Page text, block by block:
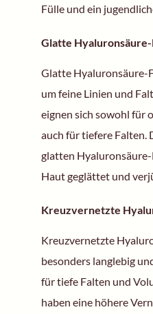
Fülle und ein
Glatte
Glatte Hyaluronsäure-
um feine Linien und
eignen sich sowohl für
auch für tiefere Falten.
glatten
Haut geglättet und
Kreuzvernetzte
Kreuzvernetzte
besonders langlebig
für tiefe Falten und
haben eine höhere